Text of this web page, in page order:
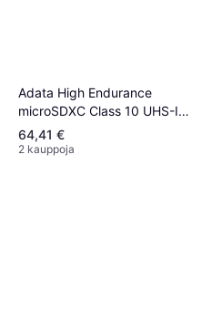
Adata High Endurance
microSDXC Class 10 UHS-I
U3 V30 A2 100/80MB/s
128GB +SD adapter
64,41 €
2 kauppoja